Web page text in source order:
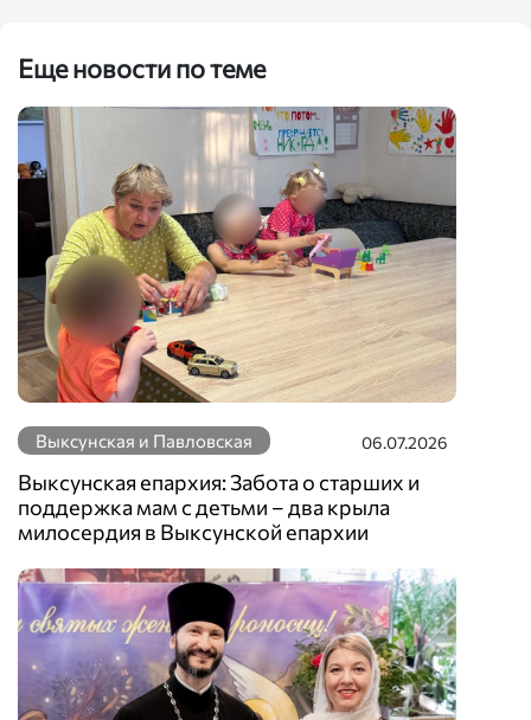
Еще новости по теме
Выксунская и Павловская 06.07.2026
Выксунская епархия: Забота о старших и
поддержка мам с детьми – два крыла
милосердия в Выксунской епархии